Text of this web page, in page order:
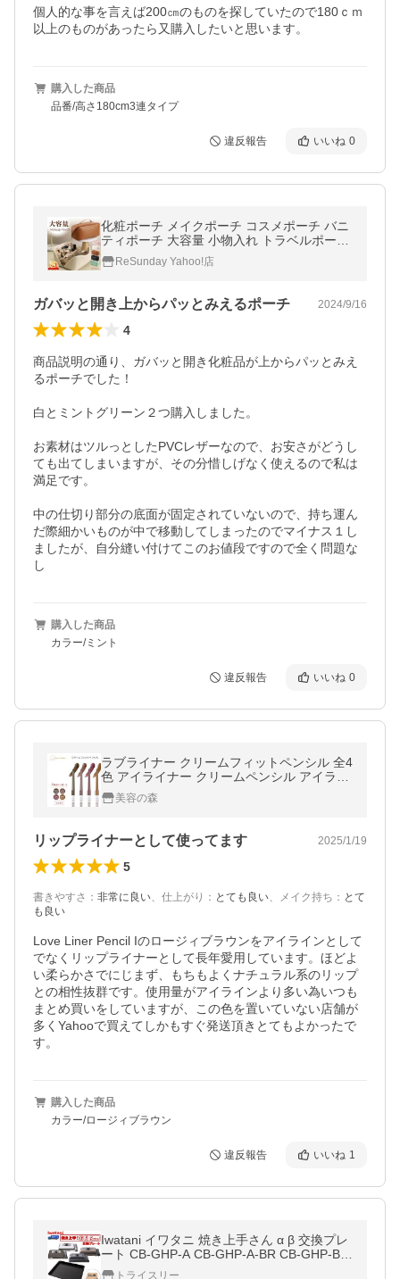
個人的な事を言えば200㎝のものを探していたので180ｃｍ
以上のものがあったら又購入したいと思います。
購入した商品
品番/高さ180cm3連タイプ
違反報告 いいね 0
化粧ポーチ メイクポーチ コスメポーチ バニ
ティポーチ 大容量 小物入れ トラベルポーチ
大きめ 仕切り付き ブランド 40代 50代 30代
20代ReSunday Yahoo!店
ガバッと開き上からパッとみえるポーチ 2024/9/16
4
商品説明の通り、ガバッと開き化粧品が上からパッとみえ
るポーチでした！
白とミントグリーン２つ購入しました。
お素材はツルっとしたPVCレザーなので、お安さがどうし
ても出てしまいますが、その分惜しげなく使えるので私は
満足です。
中の仕切り部分の底面が固定されていないので、持ち運ん
だ際細かいものが中で移動してしまったのでマイナス１し
ましたが、自分縫い付けてこのお値段ですので全く問題な
し
購入した商品
カラー/ミント
違反報告 いいね 0
ラブライナー クリームフィットペンシル 全4
色 アイライナー クリームペンシル アイライ
ン 目 メイク ウォータープルーフ スマッジプ
ルーフ Love Liner Pencil
美容の森
リップライナーとして使ってます 2025/1/19
5
書きやすさ ： 非常に良い、 仕上がり ： とても良い、 メイク持ち ： とて
も良い
Love Liner Pencil Iのロージィブラウンをアイラインとして
でなくリップライナーとして長年愛用しています。ほどよ
い柔らかさでにじまず、もちもよくナチュラル系のリップ
との相性抜群です。使用量がアイラインより多い為いつも
まとめ買いをしていますが、この色を置いていない店舗が
多くYahooで買えてしかもすぐ発送頂きとてもよかったで
す。
購入した商品
カラー/ロージィブラウン
違反報告 いいね 1
Iwatani イワタニ 焼き上手さん α β 交換プレ
ート CB-GHP-A CB-GHP-A-BR CB-GHP-B C
B-GHP-BPLS プレート CB-GHP-A-P CBGHP
トライスリー